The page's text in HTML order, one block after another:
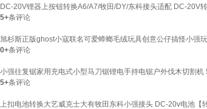
DC-20V锂器上按钮转换A6/A7/牧田/DY/东科接头适配 DC-20V
5+条评论
旭杉斯正版ghost小寇联名可爱蟑螂毛绒玩具创意公仔搞怪小强
0+条评论
小强往复锯家用充电式小型马刀锯锂电手持电锯户外伐木切割
5+条评论
上扣电池转换大艺威克士大有牧田东科小强接头 DC-20v电池【